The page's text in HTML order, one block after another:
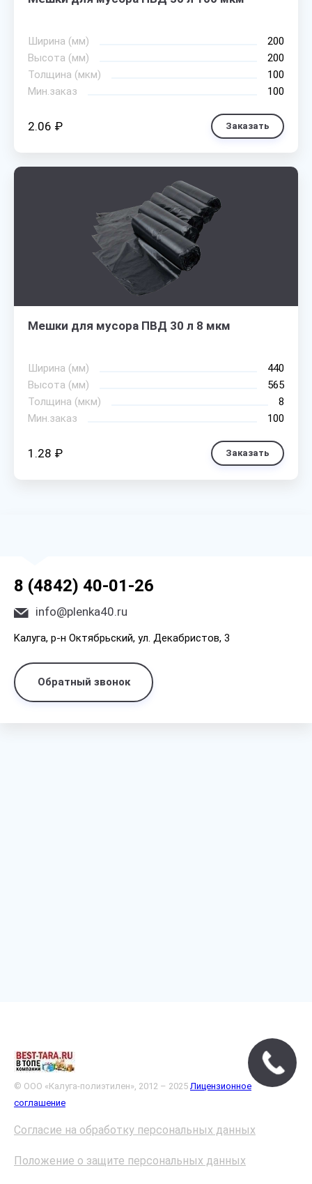
Ширина (мм)
200
Высота (мм)
200
Толщина (мкм)
100
Мин.заказ
100
2.06 ₽ Заказать
Мешки для мусора ПВД 30 л 8 мкм
Ширина (мм)
440
Высота (мм)
565
Толщина (мкм)
8
Мин.заказ
100
1.28 ₽ Заказать
8 (4842) 40-01-26
info@plenka40.ru
Kaлyгa, p-н Oктябpьcкий, yл. Дeкaбpиcтoв, 3
Обратный звонок
© ООО «Калуга-полиэтилен», 2012 – 2025 Лицензионное
соглашение
Согласие на обработку персональных данных
Положение о защите персональных данных